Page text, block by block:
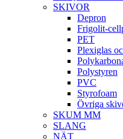
SKIVOR
Depron
Frigolit-
PET
Plexiglas
Polystyren
PVC
Styrofoam
Övriga
SKUM MM
SLANG
NÄT